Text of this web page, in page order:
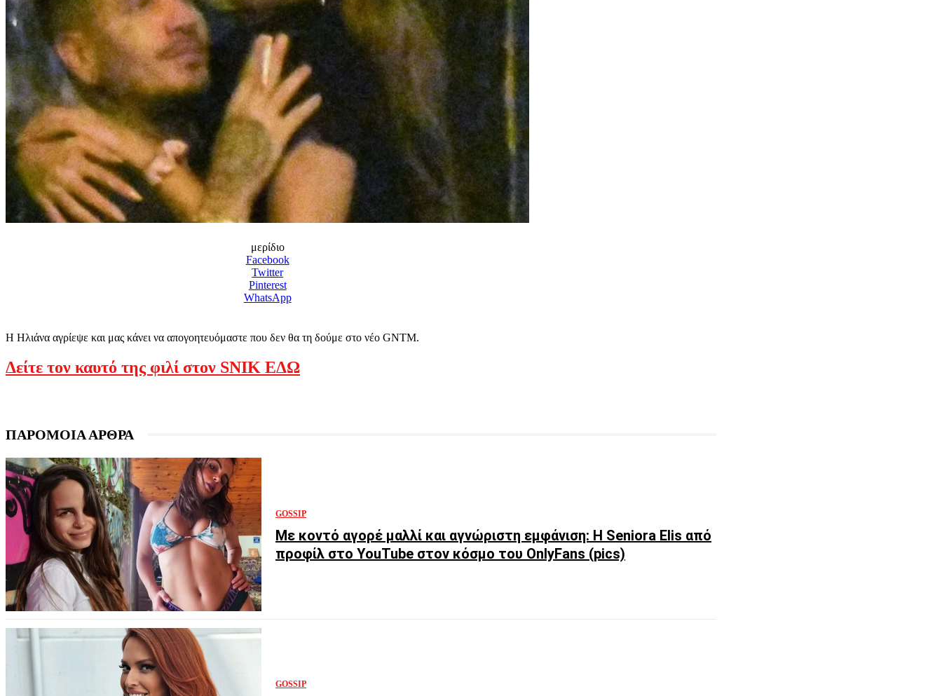
μερίδιο
Facebook
Twitter
Pinterest
WhatsApp
H Ηλιάνα αγρίεψε και μας κάνει να απογοητευόμαστε που δεν θα τη δούμε στο νέο GNTM.
Δείτε τον καυτό της φιλί στον SNIK ΕΔΩ
ΠΑΡΟΜΟΙΑ ΑΡΘΡΑ
GOSSIP
Με κοντό αγορέ μαλλί και αγνώριστη εμφάνιση: Η Seniora Elis από
προφίλ στο YouTube στον κόσμο του OnlyFans (pics)
GOSSIP